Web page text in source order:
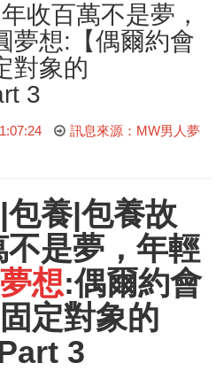
收百萬不是夢，
夢想:【偶爾約會
對象的
3
訊息來源：MW男人夢
|包養|包養故
是夢，年輕
想:偶爾約會
定對象的
3